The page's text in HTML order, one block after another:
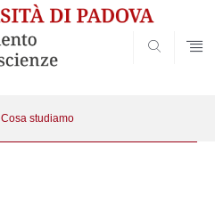
Cosa studiamo